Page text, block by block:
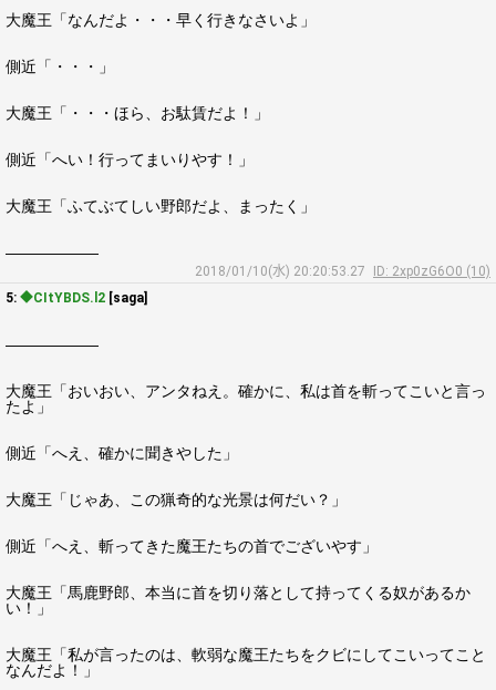
大魔王「なんだよ・・・早く行きなさいよ」
側近「・・・」
大魔王「・・・ほら、お駄賃だよ！」
側近「へい！行ってまいりやす！」
大魔王「ふてぶてしい野郎だよ、まったく」
――――――
2018/01/10(水) 20:20:53.27
ID: 2xp0zG6O0 (10)
5: ◆CItYBDS.l2 [saga]
――――――
大魔王「おいおい、アンタねえ。確かに、私は首を斬ってこいと言っ
たよ」
側近「へえ、確かに聞きやした」
大魔王「じゃあ、この猟奇的な光景は何だい？」
側近「へえ、斬ってきた魔王たちの首でございやす」
大魔王「馬鹿野郎、本当に首を切り落として持ってくる奴があるか
い！」
大魔王「私が言ったのは、軟弱な魔王たちをクビにしてこいってこと
なんだよ！」